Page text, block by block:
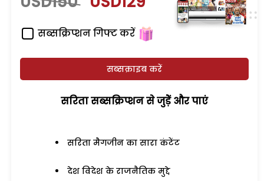
सब्सक्रिप्शन गिफ्ट करें
सब्सक्राइब करें
सरिता सब्सक्रिप्शन से जुड़ेें और पाएं
सरिता मैगजीन का सारा कंटेंट
देश विदेश के राजनैतिक मुद्दे